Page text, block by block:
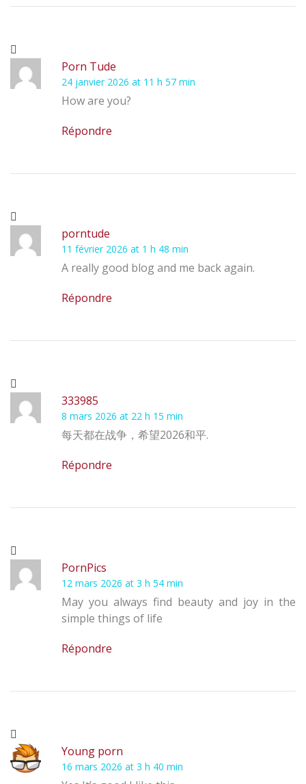
Porn Tude
24 janvier 2026 at 11 h 57 min
How are you?
Répondre
porntude
11 février 2026 at 1 h 48 min
A really good blog and me back again.
Répondre
333985
8 mars 2026 at 22 h 15 min
每天都在战争，希望2026和平.
Répondre
PornPics
12 mars 2026 at 3 h 54 min
May you always find beauty and joy in the
simple things of life
Répondre
Young porn
16 mars 2026 at 3 h 40 min